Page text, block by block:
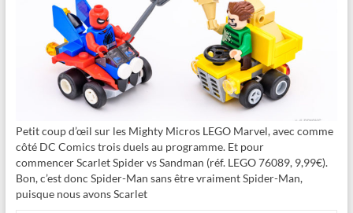
Petit coup d’œil sur les Mighty Micros LEGO Marvel, avec comme
côté DC Comics trois duels au programme. Et pour
commencer Scarlet Spider vs Sandman (réf. LEGO 76089, 9,99€).
Bon, c’est donc Spider-Man sans être vraiment Spider-Man,
puisque nous avons Scarlet